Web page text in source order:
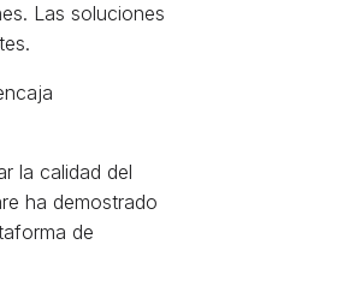
Las soluciones
la calidad del
ha demostrado
de